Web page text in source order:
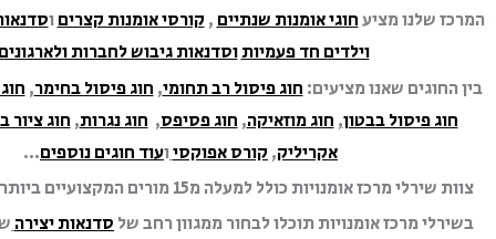
המרכז שלנו מציעחוגי אומנות שנתיים,קורסי אומנות קצריםו
וילדים חד פעמיותוסדנאות גיבוש לחברות
בין החוגים שאנו מציעים:חוג פיסול רב תחומי,חוג פיסול בחימר,
חוג פיסול בבטון,חוג מוזאיקה,חוג פסיפס,חוג נגרות,חוג ציור
אקריליק,קורס אפוקסיועוד חוגים נוספים…
צוות שירלי מרכז אומנויות כולל למעלה מ15 מורים המקצועיים ביותר בתחומם בארץ.
בשירלי מרכז אומנויות תוכלו לבחור ממגוון רחב שלסדנאות יצירה